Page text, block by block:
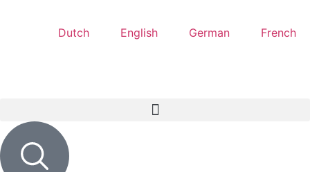
Dutch English German French